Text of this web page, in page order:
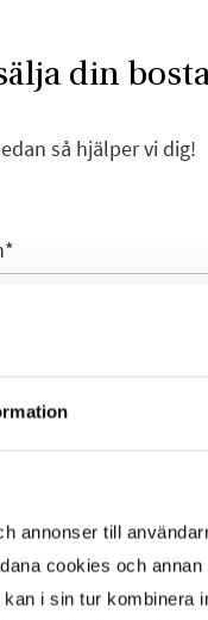
annonser till
cookies och
i sin tur kombinera
din
så hjälper vi dig!
*
*